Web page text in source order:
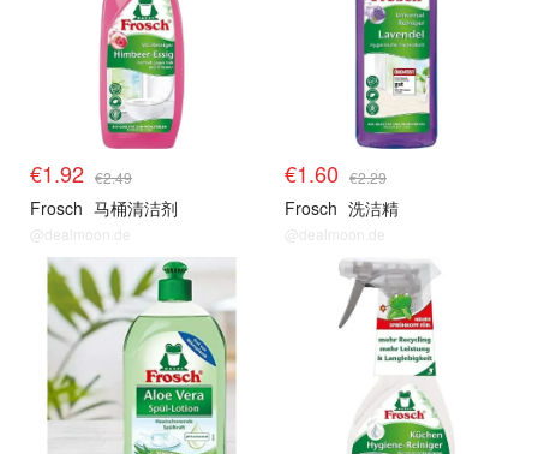
€1.92 €2.49
Frosch 马桶清洁剂
@dealmoon.de
€1.60 €2.29
Frosch 洗洁精
@dealmoon.de